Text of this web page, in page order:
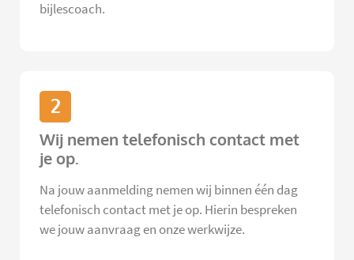
bijlescoach.
2
Wij nemen telefonisch contact met
je op.
Na jouw aanmelding nemen wij binnen één dag
telefonisch contact met je op. Hierin bespreken
we jouw aanvraag en onze werkwijze.